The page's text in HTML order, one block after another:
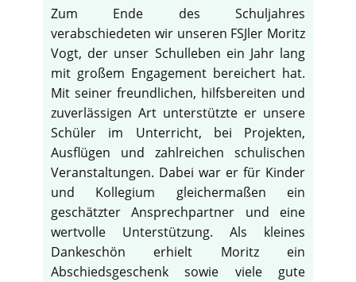
Zum Ende des Schuljahres
verabschiedeten wir unseren FSJler Moritz
Vogt, der unser Schulleben ein Jahr lang
mit großem Engagement bereichert hat.
Mit seiner freundlichen, hilfsbereiten und
zuverlässigen Art unterstützte er unsere
Schüler im Unterricht, bei Projekten,
Ausflügen und zahlreichen schulischen
Veranstaltungen. Dabei war er für Kinder
und Kollegium gleichermaßen ein
geschätzter Ansprechpartner und eine
wertvolle Unterstützung. Als kleines
Dankeschön erhielt Moritz ein
Abschiedsgeschenk sowie viele gute